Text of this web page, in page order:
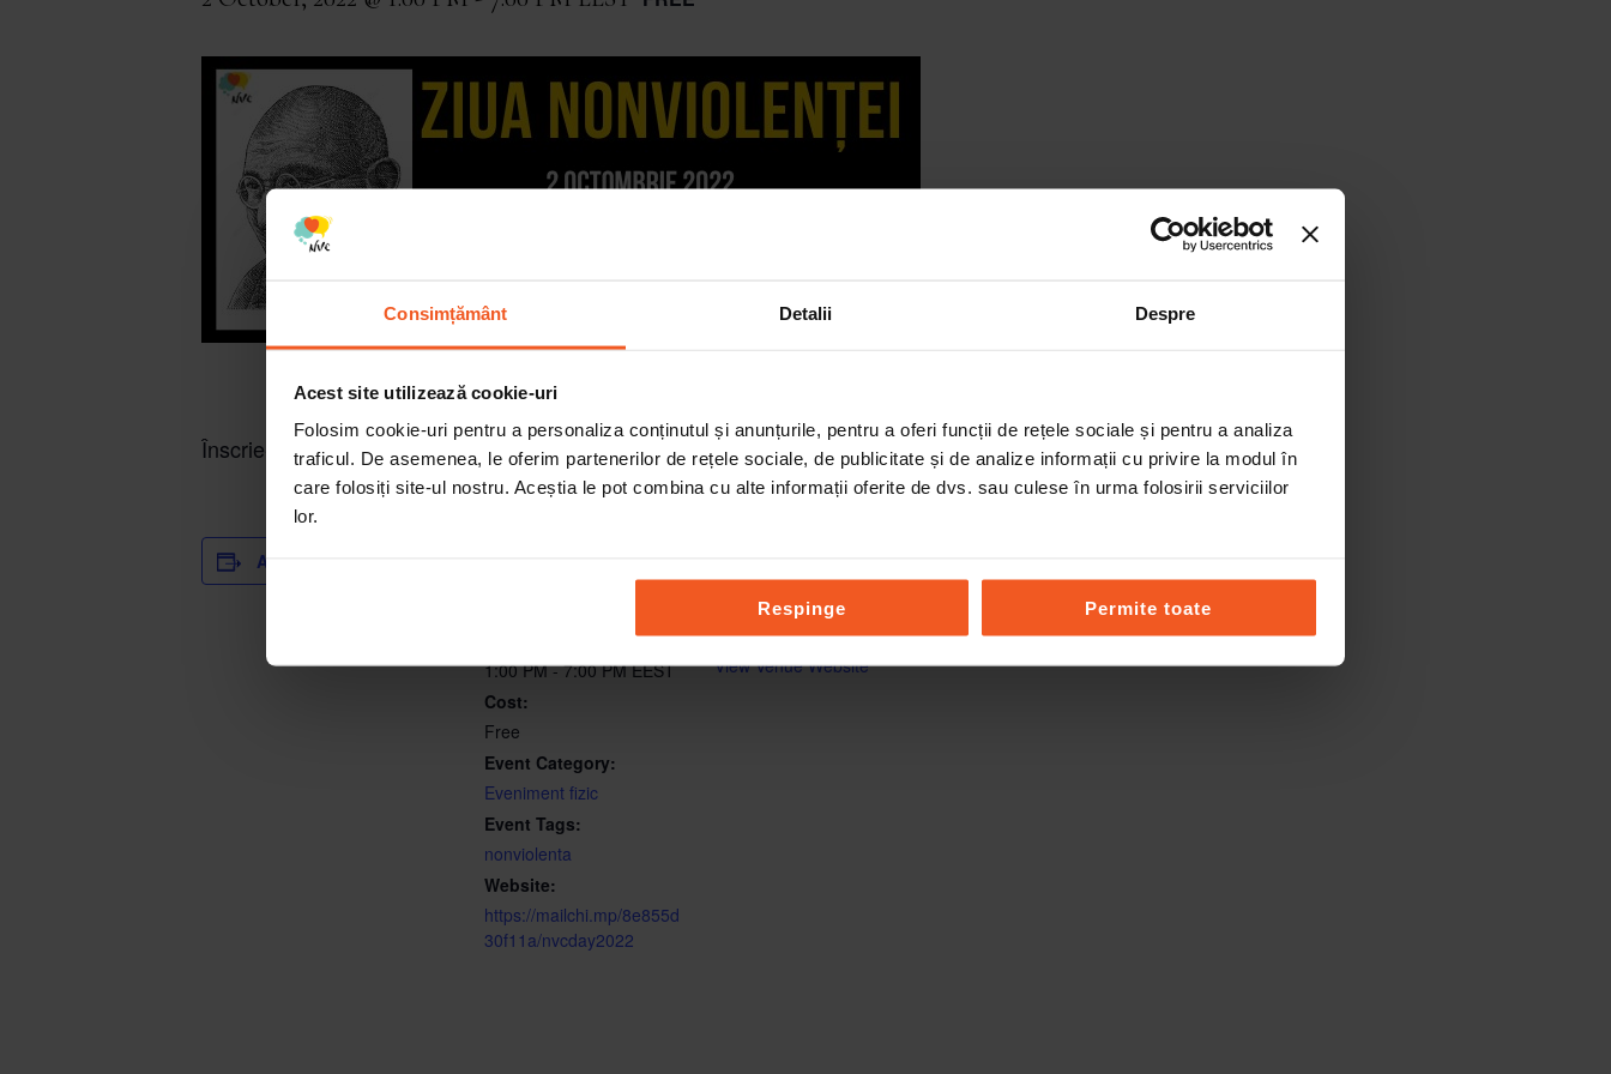
Consimțământ Detalii Despre
Acest site utilizează cookie-uri
Folosim cookie-uri pentru a personaliza conținutul și anunțurile, pentru a oferi funcții de rețele sociale și pentru a analiza
traficul. De asemenea, le oferim partenerilor de rețele sociale, de publicitate și de analize informații cu privire la modul în
care folosiți site-ul nostru. Aceștia le pot combina cu alte informații oferite de dvs. sau culese în urma folosirii serviciilor
lor.
Respinge Permite toate
Înscrie-te laacest linkpentru a primi informații despre locație, programul oferit și trainerii prezenți.
ADD TO CALENDAR
1:00 PM - 7:00 PMEEST
Cost:
Free
Event Category:
Eveniment fizic
Event Tags:
nonviolenta
Website:
https://mailchi.mp/8e855d
30f11a/nvcday2022
Cluj
Cluj-Napoca, Cluj
România
View Venue Website
ACNV